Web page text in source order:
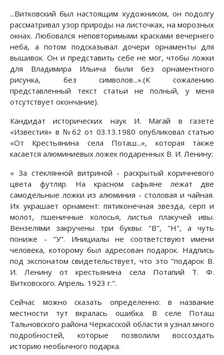
...Витковский был настоящим художником, он подолгу
рассматривал узор природы на листочках, на морозных
окнах. Любовался неповторимыми красками вечернего
неба, а потом подсказывал дочери орнаменты для
вышивок. Он и представить себе не мог, чтобы ложки
для Владимира Ильича были без орнаментного
рисунка, без символов...».(К сожалению
представленный текст статьи не полный, у меня
отсутствует окончание).
Кандидат исторических наук И. Магай в газете
«Известия» в №62 от 03.13.1980 опубликовал статью
«От Крестьянина села Поташ...», которая также
касается алюминиевых ложек подаренных В. И. Ленину:
« За стеклянной витриной - раскрытый коричневого
цвета футляр. На красном сафьяне лежат две
самодельные ложки из алюминия - столовая и чайная.
Их украшает орнамент: пятиконечная звезда, серп и
молот, пшеничные колосья, листья плакучей ивы.
Вензелями закручены три буквы: "В", "Н", а чуть
пониже - "У". Инициалы не соответствуют имени
человека, которому был адресован подарок. Надпись
под экспонатом свидетельствует, что это "подарок В.
И. Ленину от крестьянина села Потапий Т. Ф.
Витковского. Апрель. 1923 г.".
Сейчас можно сказать определенно: в название
местности тут вкралась ошибка. В селе Поташ
Тальновского района Черкасской области я узнал много
подробностей, которые позволили воссоздать
историю необычного подарка.